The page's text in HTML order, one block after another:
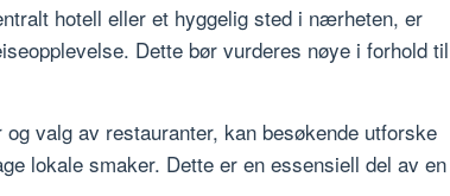
hotell eller et hyggelig sted i nærheten, er
Dette bør vurderes nøye i forhold til
valg av restauranter, kan besøkende utforske
lokale smaker. Dette er en essensiell del av en